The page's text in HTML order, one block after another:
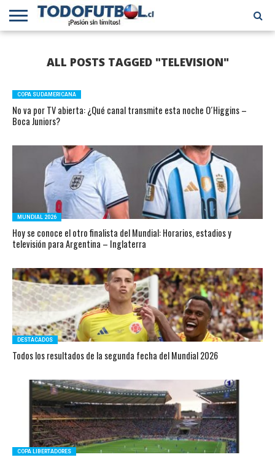
CHILENA
EN EL
MUNDO
INTERNACIONAL
ALL POSTS TAGGED "TELEVISION"
COPA SUDAMERICANA
No va por TV abierta: ¿Qué canal transmite esta noche O´Higgins –
Boca Juniors?
MUNDIAL 2026
Hoy se conoce el otro finalista del Mundial: Horarios, estadios y
televisión para Argentina – Inglaterra
DESTACADOS
Todos los resultados de la segunda fecha del Mundial 2026
COPA LIBERTADORES